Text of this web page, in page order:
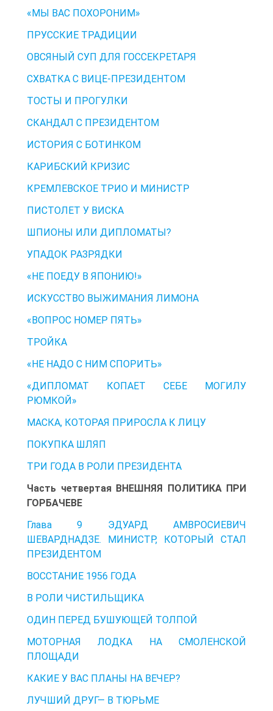
«МЫ ВАС ПОХОРОНИМ»
ПРУССКИЕ ТРАДИЦИИ
ОВСЯНЫЙ СУП ДЛЯ ГОССЕКРЕТАРЯ
СХВАТКА С ВИЦЕ-ПРЕЗИДЕНТОМ
ТОСТЫ И ПРОГУЛКИ
СКАНДАЛ С ПРЕЗИДЕНТОМ
ИСТОРИЯ С БОТИНКОМ
КАРИБСКИЙ КРИЗИС
КРЕМЛЕВСКОЕ ТРИО И МИНИСТР
ПИСТОЛЕТ У ВИСКА
ШПИОНЫ ИЛИ ДИПЛОМАТЫ?
УПАДОК РАЗРЯДКИ
«НЕ ПОЕДУ В ЯПОНИЮ!»
ИСКУССТВО ВЫЖИМАНИЯ ЛИМОНА
«ВОПРОС НОМЕР ПЯТЬ»
ТРОЙКА
«НЕ НАДО С НИМ СПОРИТЬ»
«ДИПЛОМАТ КОПАЕТ СЕБЕ МОГИЛУ
РЮМКОЙ»
МАСКА, КОТОРАЯ ПРИРОСЛА К ЛИЦУ
ПОКУПКА ШЛЯП
ТРИ ГОДА В РОЛИ ПРЕЗИДЕНТА
Часть четвертая ВНЕШНЯЯ ПОЛИТИКА ПРИ
ГОРБАЧЕВЕ
Глава 9 ЭДУАРД АМВРОСИЕВИЧ
ШЕВАРДНАДЗЕ. МИНИСТР, КОТОРЫЙ СТАЛ
ПРЕЗИДЕНТОМ
ВОССТАНИЕ 1956 ГОДА
В РОЛИ ЧИСТИЛЬЩИКА
ОДИН ПЕРЕД БУШУЮЩЕЙ ТОЛПОЙ
МОТОРНАЯ ЛОДКА НА СМОЛЕНСКОЙ
ПЛОЩАДИ
КАКИЕ У ВАС ПЛАНЫ НА ВЕЧЕР?
ЛУЧШИЙ ДРУГ— В ТЮРЬМЕ